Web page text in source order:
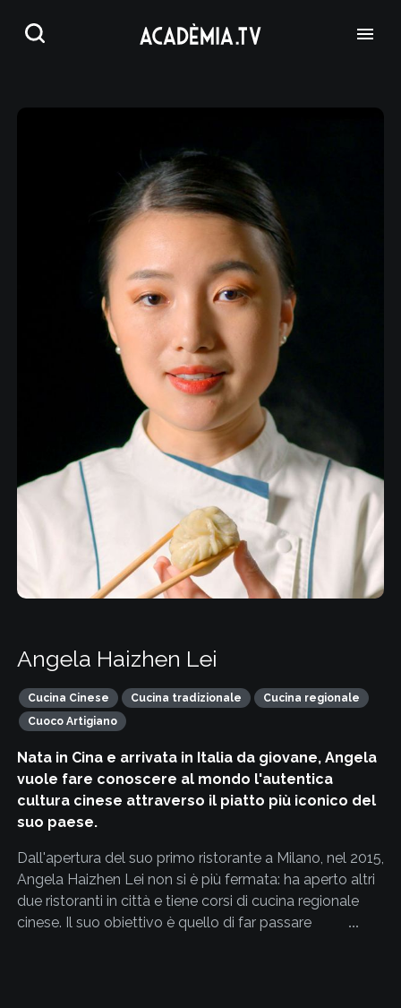
Angela Haizhen Lei
Cucina Cinese Cucina tradizionale
Cucina regionale
Cuoco Artigiano
Nata in Cina e arrivata in Italia da giovane, Angela
vuole fare conoscere al mondo l'autentica
cultura cinese attraverso il piatto più iconico del
suo paese.
Dall'apertura del suo primo ristorante a Milano, nel 2015,
Angela Haizhen Lei non si è più fermata: ha aperto altri
due ristoranti in città e tiene corsi di cucina regionale
cinese. Il suo obiettivo è quello di far passare